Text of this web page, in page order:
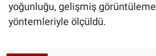
yoğunluğu, gelişmiş görüntüleme
yöntemleriyle ölçüldü.